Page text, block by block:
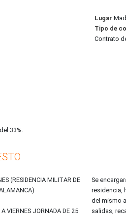
Lugar
Tipo de
Contrato
33%.
(RESIDENCIA MILITAR DE
VIERNES JORNADA DE 25
Se
residencia,
del mismo
salidas,